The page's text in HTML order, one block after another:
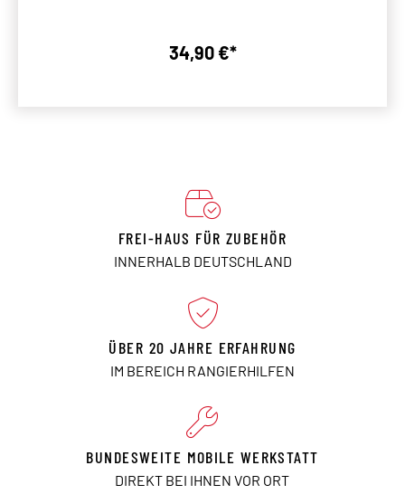
Regulärer Preis:
34,90 €*
FREI-HAUS FÜR ZUBEHÖR
INNERHALB DEUTSCHLAND
ÜBER 20 JAHRE ERFAHRUNG
IM BEREICH RANGIERHILFEN
BUNDESWEITE MOBILE WERKSTATT
DIREKT BEI IHNEN VOR ORT